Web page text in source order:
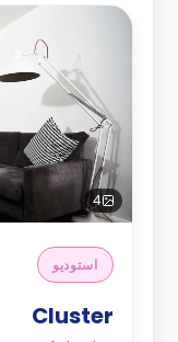
4
استوديو
Cluster